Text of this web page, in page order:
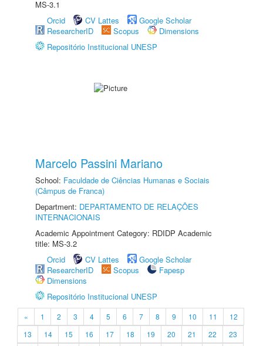
MS-3.1
Orcid
CV Lattes
Google Scholar
ResearcherID
Scopus
Dimensions
Repositório Institucional UNESP
Marcelo Passini Mariano
School: Faculdade de Ciências Humanas e Sociais
(Câmpus de Franca)
Department: DEPARTAMENTO DE RELAÇÕES
INTERNACIONAIS
Academic Appointment Category: RDIDP Academic
title: MS-3.2
Orcid
CV Lattes
Google Scholar
ResearcherID
Scopus
Fapesp
Dimensions
Repositório Institucional UNESP
« 1 2 3 4 5 6 7 8 9 10 11
12
13
14 15 16 17 18 19 20 21 22
23